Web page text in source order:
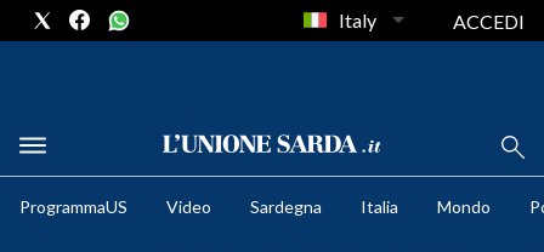
METEO
Italy ACCEDI
ProgrammaUS Video Sardegna Italia Mondo